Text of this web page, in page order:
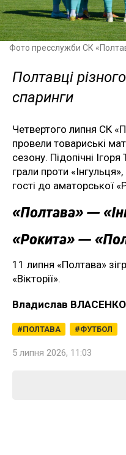
Фото пресслужби СК
Полтавці
спаринги
Четвертого липня СК
провели товариські
сезону. Підопічні
грали проти
гості до аматорської
«Полтава» —
«Рокита» —
11 липня «Полтава»
«Вікторії».
Владислав ВЛАСЕНКО
ПОЛТАВА ФУТБОЛ
5 липня 2026, 11:03